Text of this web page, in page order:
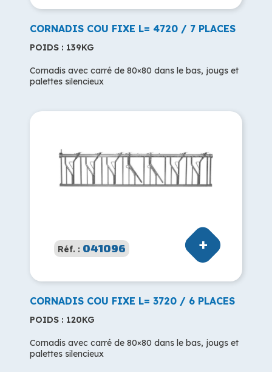
CORNADIS COU FIXE L= 4720 / 7 PLACES
POIDS : 139KG
Cornadis avec carré de 80×80 dans le bas, jougs et
palettes silencieux
Réf. : 041096
CORNADIS COU FIXE L= 3720 / 6 PLACES
POIDS : 120KG
Cornadis avec carré de 80×80 dans le bas, jougs et
palettes silencieux